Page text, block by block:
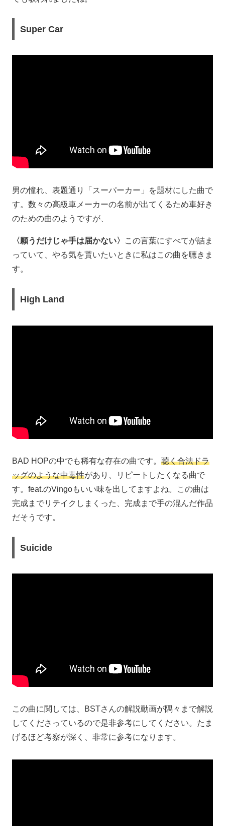
Super Car
男の憧れ、表題通り「スーパーカー」を題材にした曲で
す。数々の高級車メーカーの名前が出てくるため車好き
のための曲のようですが、
〈願うだけじゃ手は届かない〉
この言葉にすべてが詰ま
っていて、やる気を貰いたいときに私はこの曲を聴きま
す。
High Land
BAD HOPの中でも稀有な存在の曲です。 聴く合法ドラ
ッグのような中毒性があり、リピートしたくなる曲で
す。feat.のVingoもいい味を出してますよね。この曲は
完成までリテイクしまくった、完成まで手の混んだ作品
だそうです。
Suicide
この曲に関しては、BSTさんの解説動画が隅々まで解説
してくださっているので是非参考にしてください。たま
げるほど考察が深く、非常に参考になります。